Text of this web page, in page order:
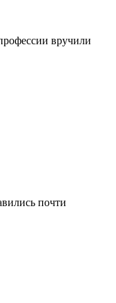
вручили
почти